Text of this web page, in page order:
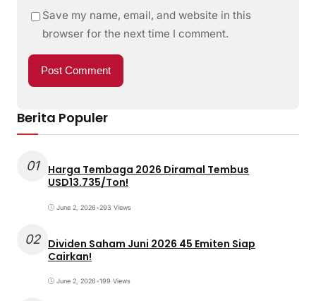
Save my name, email, and website in this
browser for the next time I comment.
Berita Populer
01
Harga Tembaga 2026 Diramal Tembus
USD13.735/Ton!
June 2, 2026•293 Views
02 Dividen Saham Juni 2026 45 Emiten Siap
Cairkan!
June 2, 2026•199 Views